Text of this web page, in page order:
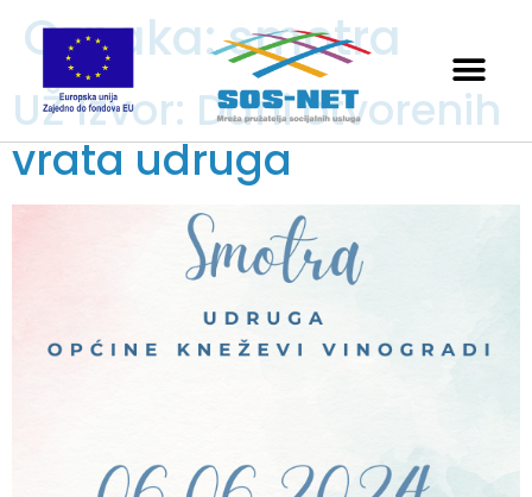
Oznaka:smotra
UŽ Izvor: Dani otvorenih
vrata udruga